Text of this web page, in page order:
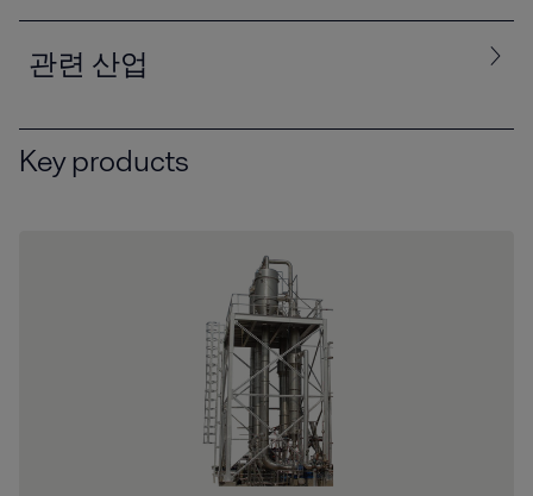
관련 산업
모두 Chemicals
Key products